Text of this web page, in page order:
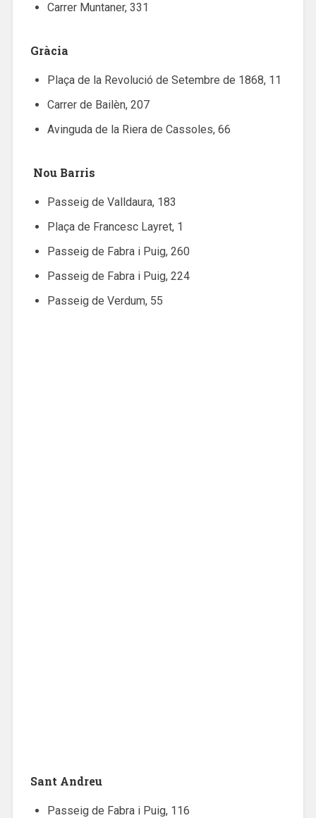
Carrer Muntaner, 331
Gràcia
Plaça de la Revolució de Setembre de 1868, 11
Carrer de Bailèn, 207
Avinguda de la Riera de Cassoles, 66
Nou Barris
Passeig de Valldaura, 183
Plaça de Francesc Layret, 1
Passeig de Fabra i Puig, 260
Passeig de Fabra i Puig, 224
Passeig de Verdum, 55
Sant Andreu
Passeig de Fabra i Puig, 116